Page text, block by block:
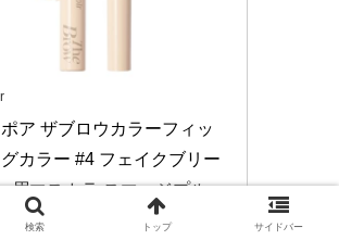
ア ザブロウカラーフィッ
カラー #4 フェイクブリー
眉マスカラ スマッジプルー
細ブラシ 韓国コスメ espoir
検索 トップ サイドバー